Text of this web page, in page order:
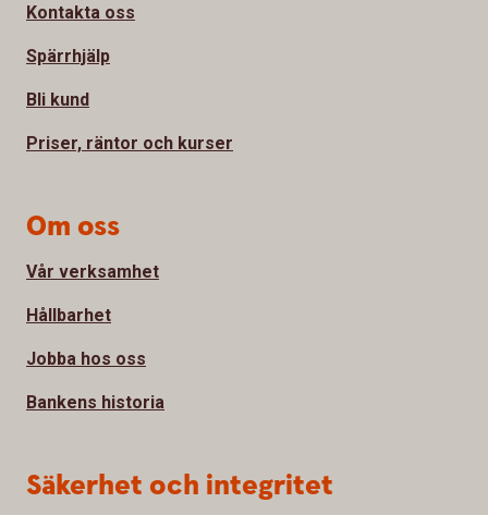
Kontakta oss
Spärrhjälp
Bli kund
Priser, räntor och kurser
Om oss
Vår verksamhet
Hållbarhet
Jobba hos oss
Bankens historia
Säkerhet och integritet